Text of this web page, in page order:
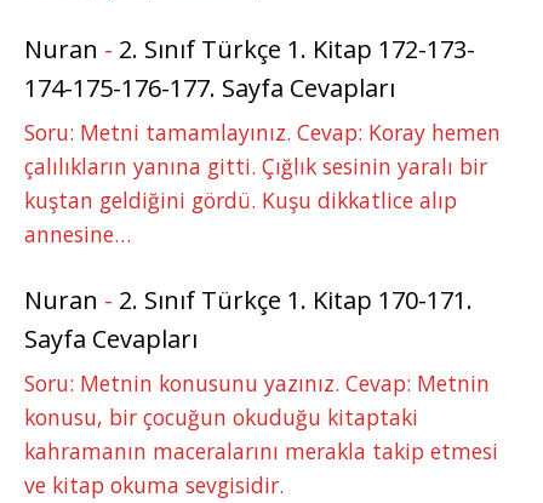
Nuran - 2. Sınıf Türkçe 1. Kitap 172-173-
174-175-176-177. Sayfa Cevapları
Soru: Metni tamamlayınız. Cevap: Koray hemen
çalılıkların yanına gitti. Çığlık sesinin yaralı bir
kuştan geldiğini gördü. Kuşu dikkatlice alıp
annesine…
Nuran - 2. Sınıf Türkçe 1. Kitap 170-171.
Sayfa Cevapları
Soru: Metnin konusunu yazınız. Cevap: Metnin
konusu, bir çocuğun okuduğu kitaptaki
kahramanın maceralarını merakla takip etmesi
ve kitap okuma sevgisidir.